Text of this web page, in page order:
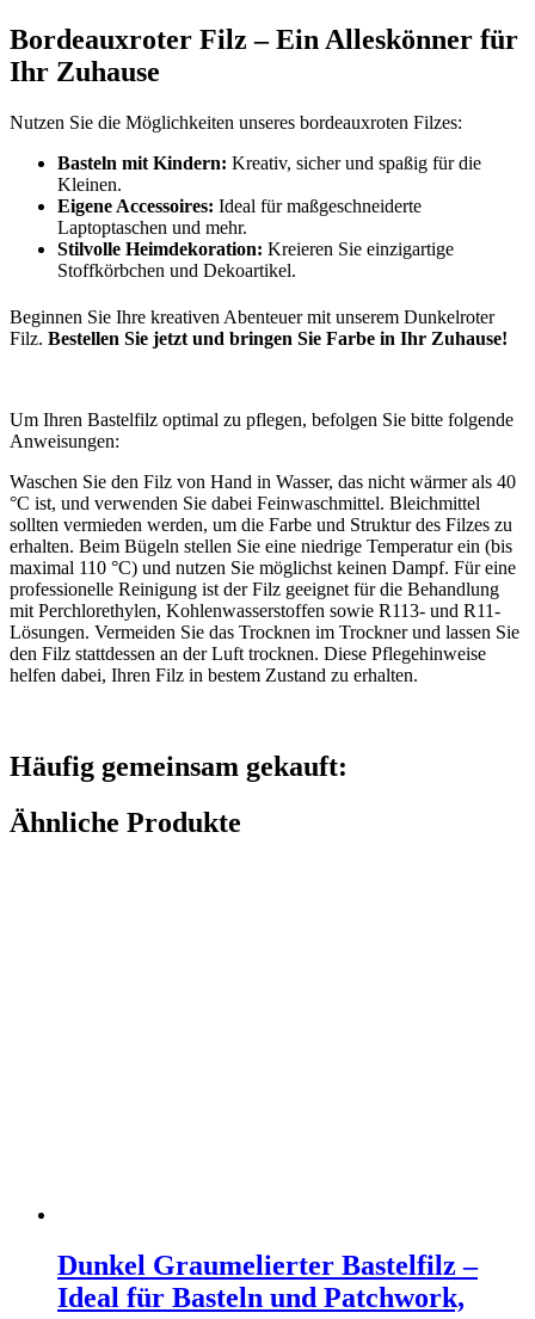
Bordeauxroter Filz – Ein Alleskönner für
Ihr Zuhause
Nutzen Sie die Möglichkeiten unseres bordeauxroten Filzes:
Basteln mit Kindern: Kreativ, sicher und spaßig für die
Kleinen.
Eigene Accessoires: Ideal für maßgeschneiderte
Laptoptaschen und mehr.
Stilvolle Heimdekoration: Kreieren Sie einzigartige
Stoffkörbchen und Dekoartikel.
Beginnen Sie Ihre kreativen Abenteuer mit unserem Dunkelroter
Filz. Bestellen Sie jetzt und bringen Sie Farbe in Ihr Zuhause!
Um Ihren Bastelfilz optimal zu pflegen, befolgen Sie bitte folgende
Anweisungen:
Waschen Sie den Filz von Hand in Wasser, das nicht wärmer als 40
°C ist, und verwenden Sie dabei Feinwaschmittel. Bleichmittel
sollten vermieden werden, um die Farbe und Struktur des Filzes zu
erhalten. Beim Bügeln stellen Sie eine niedrige Temperatur ein (bis
maximal 110 °C) und nutzen Sie möglichst keinen Dampf. Für eine
professionelle Reinigung ist der Filz geeignet für die Behandlung
mit Perchlorethylen, Kohlenwasserstoffen sowie R113- und R11-
Lösungen. Vermeiden Sie das Trocknen im Trockner und lassen Sie
den Filz stattdessen an der Luft trocknen. Diese Pflegehinweise
helfen dabei, Ihren Filz in bestem Zustand zu erhalten.
Häufig gemeinsam gekauft:
Ähnliche Produkte
Dunkel Graumelierter Bastelfilz –
Ideal für Basteln und Patchwork,